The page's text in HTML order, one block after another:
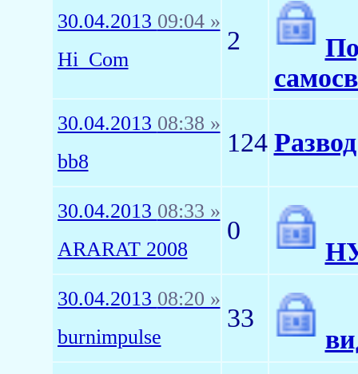
30.04.2013 09:04 »
Hi_Com
2
30.04.2013 08:38 »
bb8
124
30.04.2013 08:33 »
ARARAT 2008
0
30.04.2013 08:20 »
burnimpulse
33